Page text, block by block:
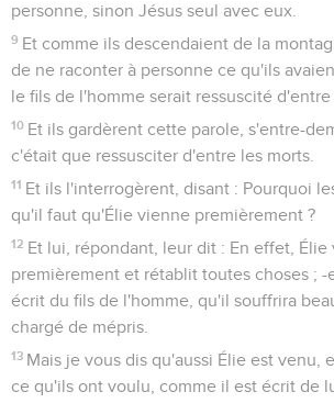
personne, sinon Jésus seul avec eux.
9 Et comme ils descendaient de la
de ne raconter à personne ce qu'ils
le fils de l'homme serait ressuscité d'entre
10 Et ils gardèrent cette parole, s'entre-
c'était que ressusciter d'entre les morts.
11 Et ils l'interrogèrent, disant : Pourquoi
qu'il faut qu'Élie vienne premièrement ?
12 Et lui, répondant, leur dit : En effet, Élie
premièrement et rétablit toutes choses ;
écrit du fils de l'homme, qu'il souffrira
chargé de mépris.
13 Mais je vous dis qu'aussi Élie est venu,
ce qu'ils ont voulu, comme il est écrit de